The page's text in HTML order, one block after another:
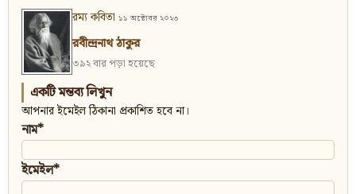
রম্য কবিতা ১১ অক্টোবর ২০২৩
রবীন্দ্রনাথ ঠাকুর
৩৯২ বার পড়া হয়েছে
একটি মন্তব্য লিখুন
আপনার ইমেইল ঠিকানা প্রকাশিত হবে না।
নাম*
ইমেইল*